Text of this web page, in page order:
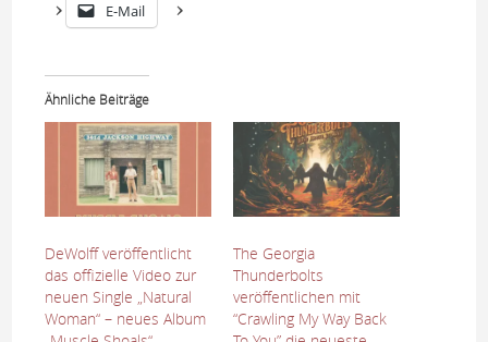
E-Mail
Ähnliche Beiträge
DeWolff veröffentlicht
das offizielle Video zur
neuen Single „Natural
Woman“ – neues Album
The Georgia
Thunderbolts
veröffentlichen mit
“Crawling My Way Back